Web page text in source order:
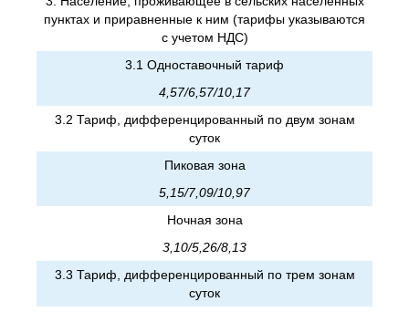
пунктах и приравненные к ним (тарифы указываются
с учетом НДС)
3.1 Одноставочный тариф
4,57/6,57/10,17
3.2 Тариф, дифференцированный по двум зонам
суток
Пиковая зона
5,15/7,09/10,97
Ночная зона
3,10/5,26/8,13
3.3 Тариф, дифференцированный по трем зонам
суток